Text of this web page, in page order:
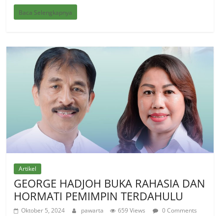
Baca Selengkapnya
Artikel
GEORGE HADJOH BUKA RAHASIA DAN
HORMATI PEMIMPIN TERDAHULU
Oktober 5, 2024 pawarta 659 Views
0 Comments